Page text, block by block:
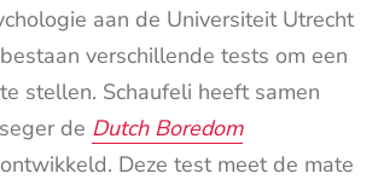
aan de Universiteit Utrecht
verschillende tests om een
stellen. Schaufeli heeft samen
de Dutch Boredom
ontwikkeld. Deze test meet de mate